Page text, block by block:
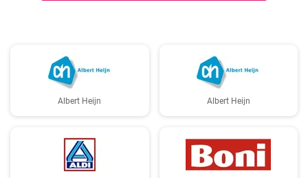
Albert Heijn Albert Heijn